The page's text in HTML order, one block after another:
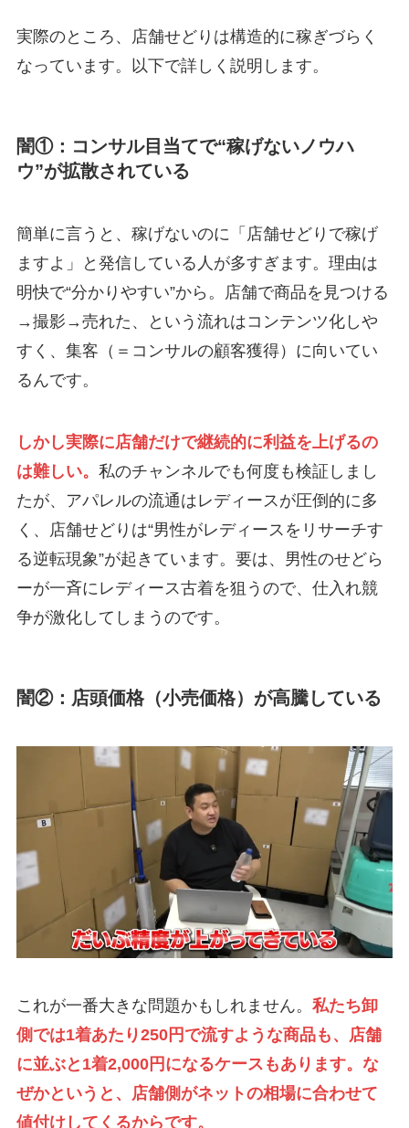
実際のところ、店舗せどりは構造的に稼ぎづらく
なっています。以下で詳しく説明します。
闇①：コンサル目当てで“稼げないノウハ
ウ”が拡散されている
簡単に言うと、稼げないのに「店舗せどりで稼げ
ますよ」と発信している人が多すぎます。理由は
明快で“分かりやすい”から。店舗で商品を見つける
→撮影→売れた、という流れはコンテンツ化しや
すく、集客（＝コンサルの顧客獲得）に向いてい
るんです。
しかし実際に店舗だけで継続的に利益を上げるの
は難しい。 私のチャンネルでも何度も検証しまし
たが、アパレルの流通はレディースが圧倒的に多
く、店舗せどりは“男性がレディースをリサーチす
る逆転現象”が起きています。要は、男性のせどら
ーが一斉にレディース古着を狙うので、仕入れ競
争が激化してしまうのです。
闇②：店頭価格（小売価格）が高騰している
これが一番大きな問題かもしれません。 私たち卸
側では1着あたり250円で流すような商品も、店舗
に並ぶと1着2,000円になるケースもあります。な
ぜかというと、店舗側がネットの相場に合わせて
値付けしてくるからです。